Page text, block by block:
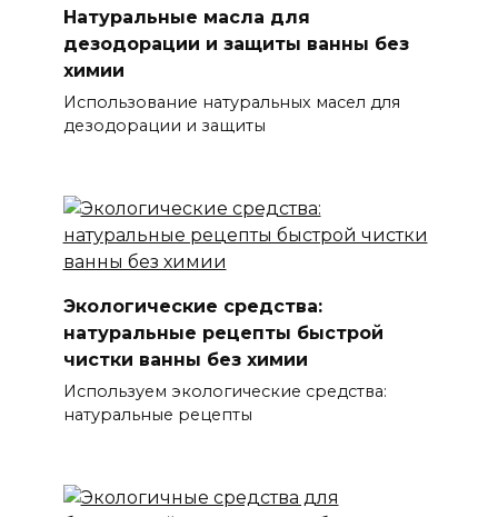
Натуральные масла для
дезодорации и защиты ванны без
химии
Использование натуральных масел для
дезодорации и защиты
Экологические средства:
натуральные рецепты быстрой
чистки ванны без химии
Используем экологические средства:
натуральные рецепты